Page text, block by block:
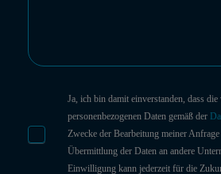
Ja, ich bin damit einverstanden, dass
personenbezogenen Daten gemäß der
Zwecke der Bearbeitung meiner
Übermittlung der Daten an andere
Einwilligung kann jederzeit für die